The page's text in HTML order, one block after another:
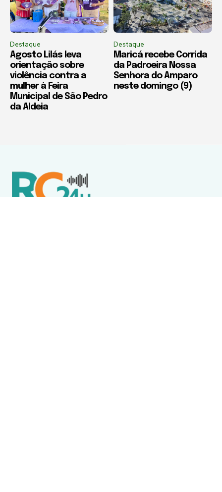
Destaque
Agosto Lilás leva
orientação sobre
violência contra a
mulher à Feira
Municipal de São Pedro
da Aldeia
Destaque
Maricá recebe Corrida
da Padroeira Nossa
Senhora do Amparo
neste domingo (9)